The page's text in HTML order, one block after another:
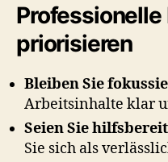
priorisieren
Bleiben Sie
Arbeitsinhalte klar
Seien Sie
Sie sich als